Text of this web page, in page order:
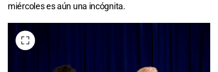
miércoles es aún una incógnita.